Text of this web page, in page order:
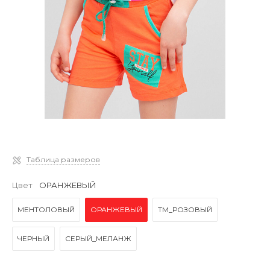
Таблица размеров
Цвет ОРАНЖЕВЫЙ
МЕНТОЛОВЫЙ ОРАНЖЕВЫЙ ТМ_РОЗОВЫЙ
ЧЕРНЫЙ СЕРЫЙ_МЕЛАНЖ